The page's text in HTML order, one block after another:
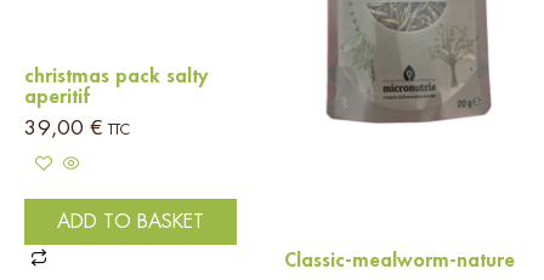
christmas pack salty
aperitif
39,00 € TTC
ADD TO BASKET
Classic-mealworm-nature